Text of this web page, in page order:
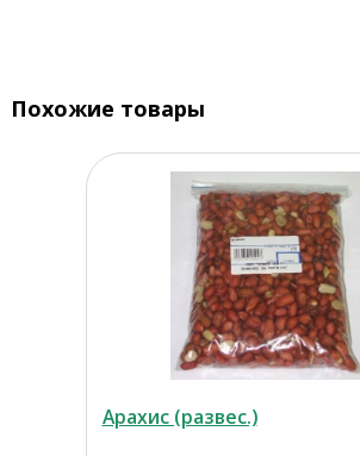
Похожие товары
Арахис (развес.)